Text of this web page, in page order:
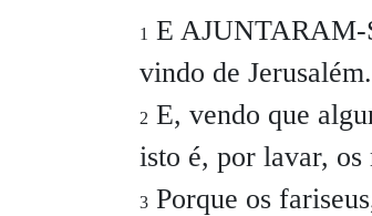
1 E AJUNTARAM-
vindo de Jerusalém.
2 E, vendo que
isto é, por lavar, os
3 Porque os